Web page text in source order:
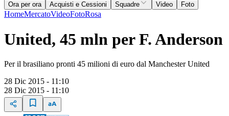
Ora per ora Acquisti e Cessioni Squadre Video Foto
HomeMercatoVideoFotoRosa
United, 45 mln per F. Anderson
Per il brasiliano pronti 45 milioni di euro dal Manchester United
28 Dic 2015 - 11:10
28 Dic 2015 - 11:10